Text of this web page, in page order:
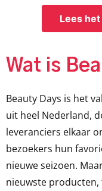
Lees
Wat is
Beauty Days is het
uit heel Nederland,
leveranciers elkaar
bezoekers hun
nieuwe seizoen.
nieuwste